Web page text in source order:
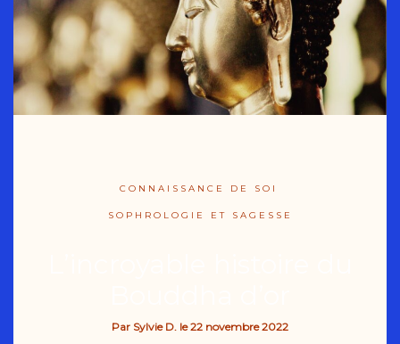
CONNAISSANCE DE SOI
SOPHROLOGIE ET SAGESSE
Par Sylvie D. le22 novembre 2022